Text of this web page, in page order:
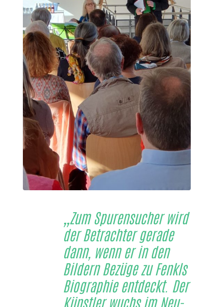
„Zum Spurensucher wird
der Betrachter gerade
dann, wenn er in den
Bildern Bezüge zu Fenkls
Biographie entdeckt. Der
Künstler wuchs im Neu-